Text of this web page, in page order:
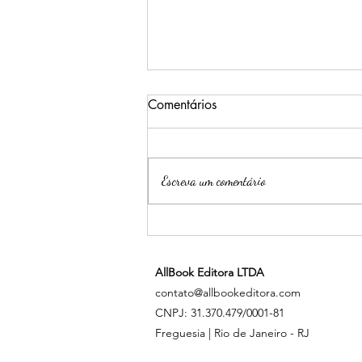
Comentários
Escreva um comentário
AllBook Editora LTDA
contato@allbookeditora.com
CNPJ: 31.370.479/0001-81
Freguesia | Rio de Janeiro - RJ